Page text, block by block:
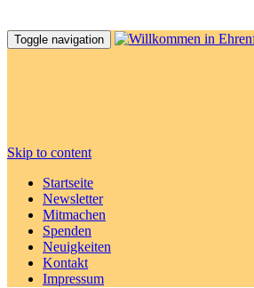
Toggle navigation
Skip to content
Startseite
Newsletter
Mitmachen
Spenden
Neuigkeiten
Kontakt
Impressum